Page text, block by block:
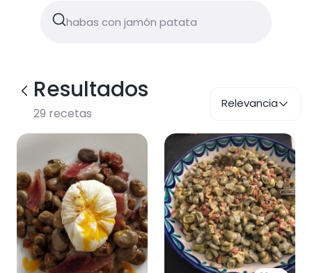
Resultados
29 recetas
Relevancia